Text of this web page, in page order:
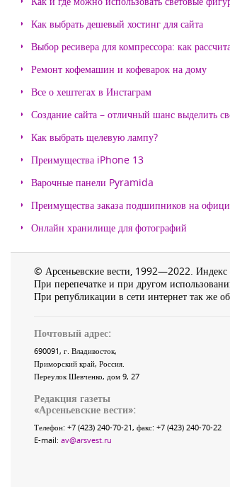
Как выбрать дешевый хостинг для сайта
Выбор ресивера для компрессора: как
Ремонт кофемашин и кофеварок на дому
Все о хештегах в Инстаграм
Создание сайта – отличный шанс выделить
Как выбрать щелевую лампу?
Преимущества iPhone 13
Варочные панели Pyramida
Преимущества заказа подшипников на
Онлайн хранилище для фотографий
© Арсеньевские вести, 1992—2022.
При перепечатке и при другом
При републикации в сети интернет так же
Почтовый адрес:
690091, г. Владивосток,
Приморский край, Россия.
Переулок Шевченко, дом 9, 27
Редакция газеты
«Арсеньевские вести»:
Телефон: +7 (423) 240-70-21, факс: +7 (423) 240-70-22
E-mail: av@arsvest.ru